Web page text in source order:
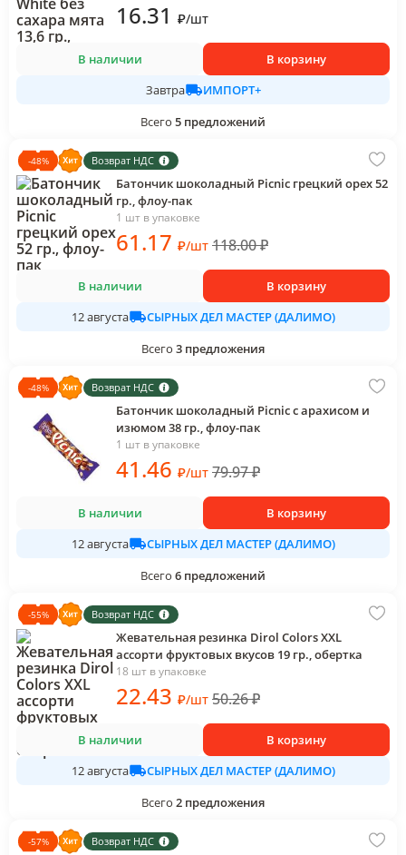
16.31 ₽/шт
В наличии
В корзину
Завтра
ИМПОРТ+
Всего 5 предложений
-48% Возврат НДС
Батончик шоколадный Picnic грецкий орех 52
гр., флоу-пак
1 шт в упаковке
61.17 ₽/шт 118.00₽
В наличии
В корзину
12 августа
СЫРНЫХ ДЕЛ МАСТЕР (ДАЛИМО)
Всего 3 предложения
-48% Возврат НДС
Батончик шоколадный Picnic с арахисом и
изюмом 38 гр., флоу-пак
1 шт в упаковке
41.46 ₽/шт 79.97₽
В наличии
В корзину
12 августа
СЫРНЫХ ДЕЛ МАСТЕР (ДАЛИМО)
Всего 6 предложений
-55% Возврат НДС
Жевательная резинка Dirol Colors XXL
ассорти фруктовых вкусов 19 гр., обертка
18 шт в упаковке
22.43 ₽/шт 50.26₽
В наличии
В корзину
12 августа
СЫРНЫХ ДЕЛ МАСТЕР (ДАЛИМО)
Всего 2 предложения
-57% Возврат НДС